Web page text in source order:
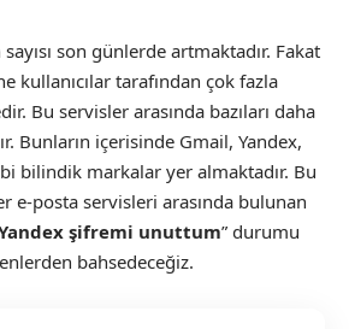
son günlerde artmaktadır. Fakat
kullanıcılar tarafından çok fazla
Bu servisler arasında bazıları daha
Bunların içerisinde Gmail, Yandex,
bilindik markalar yer almaktadır. Bu
e-posta servisleri arasında bulunan
şifremi unuttum” durumu
bahsedeceğiz.